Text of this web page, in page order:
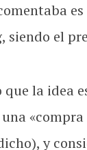
siendo el
que la idea
y